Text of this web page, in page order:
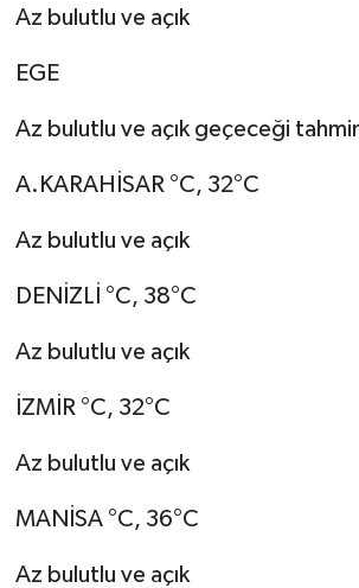
Az bulutlu ve açık
EGE
Az bulutlu ve açık geçeceği
A.KARAHİSAR °C, 32°C
Az bulutlu ve açık
DENİZLİ °C, 38°C
Az bulutlu ve açık
İZMİR °C, 32°C
Az bulutlu ve açık
MANİSA °C, 36°C
Az bulutlu ve açık